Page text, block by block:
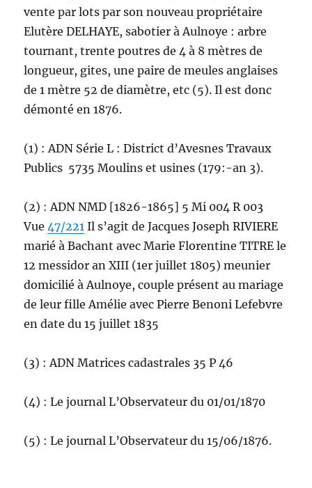
vente par lots par son nouveau propriétaire
Elutère DELHAYE, sabotier à Aulnoye : arbre
tournant, trente poutres de 4 à 8 mètres de
longueur, gites, une paire de meules anglaises
de 1 mètre 52 de diamètre, etc (5). Il est donc
démonté en 1876.
(1) : ADN Série L : District d’Avesnes Travaux
Publics 5735 Moulins et usines (179:-an 3).
(2) : ADN NMD [1826-1865] 5 Mi 004 R 003
Vue 47/221 Il s’agit de Jacques Joseph RIVIERE
marié à Bachant avec Marie Florentine TITRE le
12 messidor an XIII (1er juillet 1805) meunier
domicilié à Aulnoye, couple présent au mariage
de leur fille Amélie avec Pierre Benoni Lefebvre
en date du 15 juillet 1835
(3) : ADN Matrices cadastrales 35 P 46
(4) : Le journal L’Observateur du 01/01/1870
(5) : Le journal L’Observateur du 15/06/1876.